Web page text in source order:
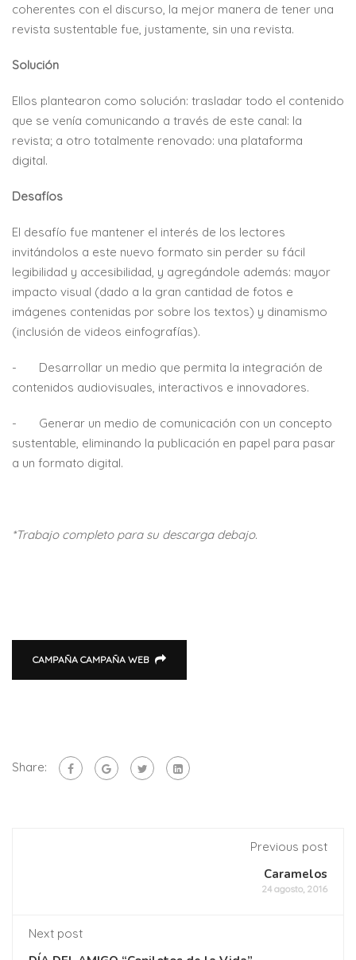
coherentes con el discurso, la mejor manera de tener una
revista sustentable fue, justamente, sin una revista.
Solución
Ellos plantearon como solución: trasladar todo el contenido
que se venía comunicando a través de este canal: la
revista; a otro totalmente renovado: una plataforma
digital.
Desafíos
El desafío fue mantener el interés de los lectores
invitándolos a este nuevo formato sin perder su fácil
legibilidad y accesibilidad, y agregándole además: mayor
impacto visual (dado a la gran cantidad de fotos e
imágenes contenidas por sobre los textos) y dinamismo
(inclusión de videos einfografías).
- Desarrollar un medio que permita la integración de
contenidos audiovisuales, interactivos e innovadores.
- Generar un medio de comunicación con un concepto
sustentable, eliminando la publicación en papel para pasar
a un formato digital.
*Trabajo completo para su descargadebajo.
CAMPAÑA CAMPAÑA WEB
Share:
Previous post
Caramelos
24 agosto, 2016
Next post